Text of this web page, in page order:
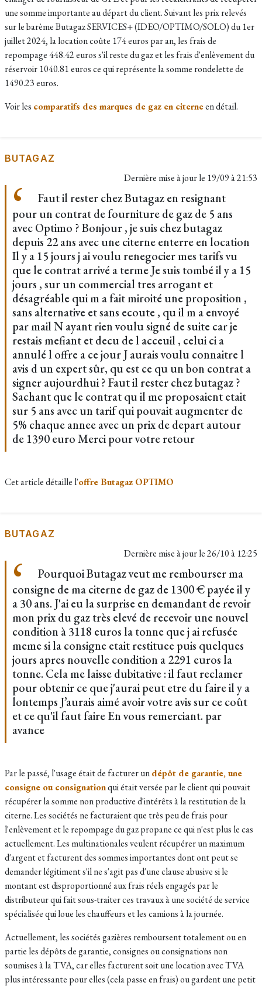
une somme importante au départ du client. Suivant les prix relevés
sur le barème Butagaz SERVICES+ (IDEO/OPTIMO/SOLO) du 1er
juillet 2024, la location coûte 174 euros par an, les frais de
repompage 448.42 euros s'il reste du gaz et les frais d'enlèvement du
réservoir 1040.81 euros ce qui représente la somme rondelette de
1490.23 euros.
Voir les comparatifs des marques de gaz en citerneen détail.
BUTAGAZ
Dernière mise à jour le 19/09 à 21:53
Faut il rester chez Butagaz en resignant
pour un contrat de fourniture de gaz de 5 ans
avec Optimo ? Bonjour , je suis chez butagaz
depuis 22 ans avec une citerne enterre en location
Il y a 15 jours j ai voulu renegocier mes tarifs vu
que le contrat arrivé a terme Je suis tombé il y a 15
jours , sur un commercial tres arrogant et
désagréable qui m a fait miroité une proposition ,
sans alternative et sans ecoute , qu il m a envoyé
par mail N ayant rien voulu signé de suite car je
restais mefiant et decu de l acceuil , celui ci a
annulé l offre a ce jour J aurais voulu connaitre l
avis d un expert sûr, qu est ce qu un bon contrat a
signer aujourdhui ? Faut il rester chez butagaz ?
Sachant que le contrat qu il me proposaient etait
sur 5 ans avec un tarif qui pouvait augmenter de
5% chaque annee avec un prix de depart autour
de 1390 euro Merci pour votre retour
Cet article détaille l'offre Butagaz OPTIMO
BUTAGAZ
Dernière mise à jour le26/10 à 12:25
Pourquoi Butagaz veut me rembourser ma
consigne de ma citerne de gaz de 1300 € payée il y
a 30 ans. J'ai eu la surprise en demandant de revoir
mon prix du gaz très elevé de recevoir une nouvel
condition à 3118 euros la tonne que j ai refusée
meme si la consigne etait restituee puis quelques
jours apres nouvelle condition a 2291 euros la
tonne. Cela me laisse dubitative : il faut reclamer
pour obtenir ce que j'aurai peut etre du faire il y a
lontemps J’aurais aimé avoir votre avis sur ce coût
et ce qu'il faut faire En vous remerciant. par
avance
Par le passé, l'usage était de facturer undépôt de garantie, une
consigne ou consignationqui était versée par le client qui pouvait
récupérer la somme non productive d'intérêts à la restitution de la
citerne. Les sociétés ne facturaient que très peu de frais pour
l'enlèvement et le repompage du gaz propane ce qui n'est plus le cas
actuellement. Les multinationales veulent récupérer un maximum
d'argent et facturent des sommes importantes dont ont peut se
demander légitiment s'il ne s'agit pas d'une clause abusive si le
montant est disproportionné aux frais réels engagés par le
distributeur qui fait sous-traiter ces travaux à une société de service
spécialisée qui loue les chauffeurs et les camions à la journée.
Actuellement, les sociétés gazières remboursent totalement ou en
partie lesdépôts de garantie, consignes ou consignations non
soumises à la TVA, car elles facturent soit une location avec TVA
plus intéressante pour elles (cela passe en frais) ou gardent une petit